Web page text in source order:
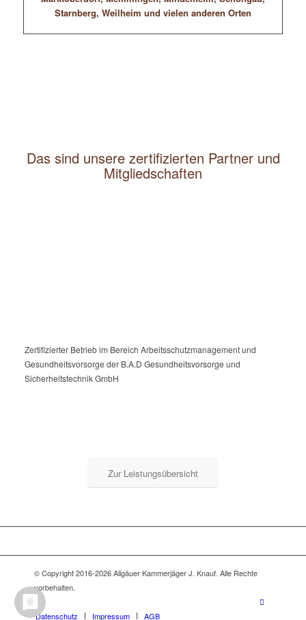
Starnberg, Weilheim und vielen anderen Orten
Das sind unsere zertifizierten Partner und
Mitgliedschaften
Zertifizierter Betrieb im Bereich Arbeitsschutzmanagement und
Gesundheitsvorsorge der B.A.D Gesundheitsvorsorge und
Sicherheitstechnik GmbH
Zur Leistungsübersicht
© Copyright 2016-2026 Allgäuer Kammerjäger J. Knauf. Alle Rechte
vorbehalten.
Datenschutz Impressum AGB